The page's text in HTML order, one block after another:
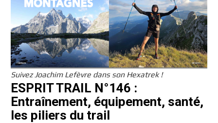
Suivez Joachim Lefèvre dans son Hexatrek !
ESPRIT TRAIL N°146 :
Entraînement, équipement, santé,
les piliers du trail